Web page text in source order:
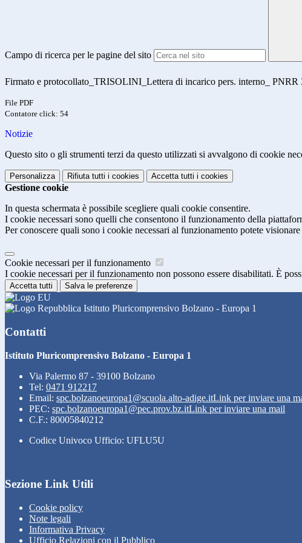
Campo di ricerca per le pagine del sito
Firmato e protocollato_TRISOLINI_Lettera di incarico pers. interno_
File PDF
Contatore click: 54
Notizie
Questo sito o gli strumenti terzi da questo utilizzati si avvalgono di cookie
Personalizza Rifiuta tutti i cookies Accetta tutti i cookies
Gestione cookie
In questa schermata è possibile scegliere quali cookie consentire.
I cookie necessari sono quelli che consentono il funzionamento della
Per conoscere quali sono i cookie necessari al funzionamento potete visionare
Cookie necessari per il funzionamento
I cookie necessari per il funzionamento non possono essere disabilitati. È
Accetta tutti Salva le preferenze
Istituto Pluricomprensivo Bolzano - Europa 1
Contatti
Istituto Pluricomprensivo Bolzano - Europa 1
Via Palermo 87 - 39100 Bolzano
Tel: 0471 912217
Email: spc.bolzanoeuropa1@scuola.alto-adige.itLink per inviare una
PEC: spc.bolzanoeuropa1@pec.prov.bz.itLink per inviare una mail
C.F.: 80005840212
Codice Univoco Ufficio: UFLU5U
Sezione Link Utili
Cookie policy
Note legali
Informativa Privacy
Ufficio Relazioni con il Pubblico